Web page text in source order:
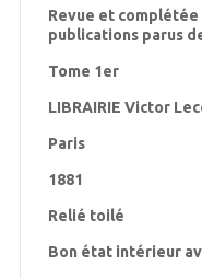
Revue et
publications parus
Tome 1er
LIBRAIRIE Victor
Paris
1881
Relié toilé
Bon état intérieur